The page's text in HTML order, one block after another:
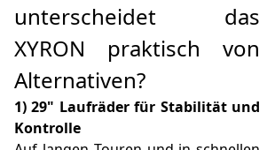
unterscheidet das
XYRON praktisch von
Alternativen?
1) 29" Laufräder für Stabilität und
Kontrolle